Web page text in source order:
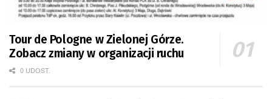
Tour de Pologne w Zielonej Górze.
Zobacz zmiany w organizacji ruchu
0 UDOST.